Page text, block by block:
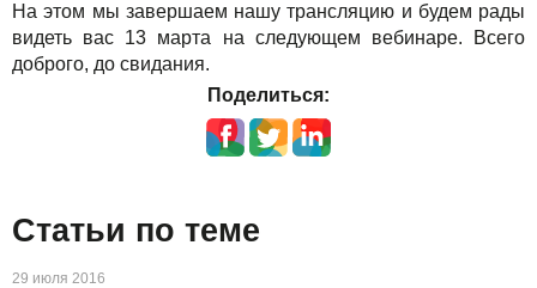
На этом мы завершаем нашу трансляцию и будем рады
видеть вас 13 марта на следующем вебинаре. Всего
доброго, до свидания.
Поделиться:
Статьи по теме
29 июля 2016